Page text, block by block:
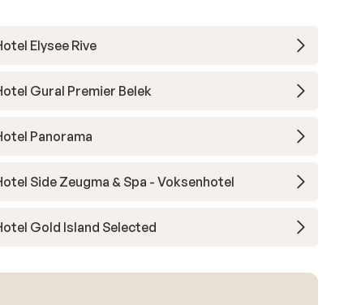
Elysee Rive
Gural Premier Belek
Panorama
Side Zeugma & Spa - Voksenhotel
Gold Island Selected